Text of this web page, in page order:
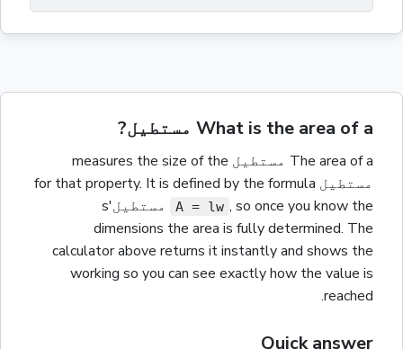
What is the area of a مستطیل?
The area of a مستطیل
مستطیل It is defined by the formula
A = lw , so once you know the مستطیل 's
dimensions the area is fully determined. The
calculator above returns it instantly and shows the
working so you can see exactly how the value is
reached.
Quick answer